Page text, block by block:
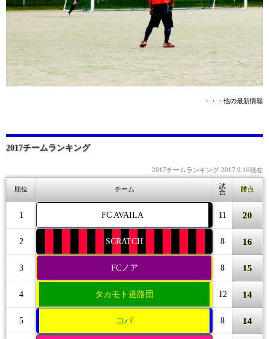
・・・他の最新情報
2017チームランキング
2017チームランキング 2017.9.10現在
順位 チーム
試
合
勝点
1 FC AVAILA 11 20
2 SCRATCH 8 16
3 FCノア 8 15
4 タカモト道路団 12 14
5 コパ 8 14